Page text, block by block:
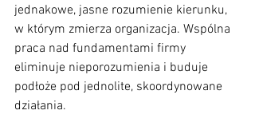
jednakowe, jasne rozumienie kierunku,
w którym zmierza organizacja. Wspólna
praca nad fundamentami firmy
eliminuje nieporozumienia i buduje
podłoże pod jednolite, skoordynowane
działania.